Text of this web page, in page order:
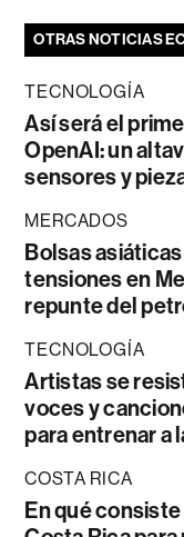
OTRAS NOTICIAS
TECNOLOGÍA
Así será el
OpenAI: un
sensores y
MERCADOS
Bolsas
tensiones en
repunte del
TECNOLOGÍA
Artistas se
voces y
para entrenar a
COSTA RICA
En qué